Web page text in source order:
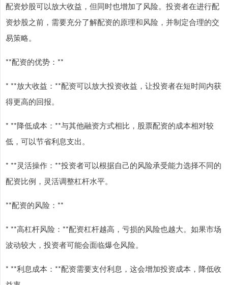
配资炒股可以放大收益，但同时也增加了风险。投资者在进行配
资炒股之前，需要充分了解配资的原理和风险，并制定合理的交
易策略。
**配资的优势：**
* **放大收益：**配资可以放大投资收益，让投资者在短时间内获
得更高的回报。
* **降低成本：**与其他融资方式相比，股票配资的成本相对较
低，可以节省利息支出。
* **灵活操作：**投资者可以根据自己的风险承受能力选择不同的
配资比例，灵活调整杠杆水平。
**配资的风险：**
* **高杠杆风险：**配资杠杆越高，亏损的风险也越大。如果市场
波动较大，投资者可能会面临爆仓风险。
* **利息成本：**配资需要支付利息，这会增加投资成本，降低收